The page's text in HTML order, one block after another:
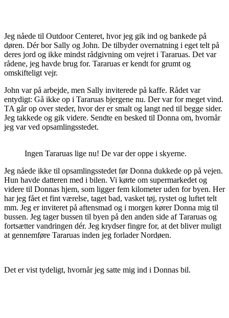
Jeg nåede til Outdoor Centeret, hvor jeg gik ind og bankede på
døren. Dér bor Sally og John. De tilbyder overnatning i eget telt på
deres jord og ikke mindst rådgivning om vejret i Tararuas. Det var
rådene, jeg havde brug for. Tararuas er kendt for grumt og
omskifteligt vejr.
John var på arbejde, men Sally inviterede på kaffe. Rådet var
entydigt: Gå ikke op i Tararuas bjergene nu. Der var for meget vind.
TA går op over steder, hvor der er smalt og langt ned til begge sider.
Jeg takkede og gik videre. Sendte en besked til Donna om, hvornår
jeg var ved opsamlingsstedet.
Ingen Tararuas lige nu! De var der oppe i skyerne.
Jeg nåede ikke til opsamlingsstedet før Donna dukkede op på vejen.
Hun havde datteren med i bilen. Vi kørte om supermarkedet og
videre til Donnas hjem, som ligger fem kilometer uden for byen. Her
har jeg fået et fint værelse, taget bad, vasket tøj, rystet og luftet telt
mm. Jeg er inviteret på aftensmad og i morgen kører Donna mig til
bussen. Jeg tager bussen til byen på den anden side af Tararuas og
fortsætter vandringen dér. Jeg krydser fingre for, at det bliver muligt
at gennemføre Tararuas inden jeg forlader Nordøen.
Det er vist tydeligt, hvornår jeg satte mig ind i Donnas bil.